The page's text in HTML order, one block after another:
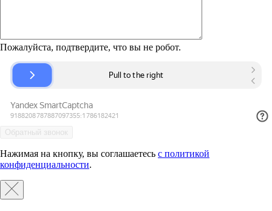
Пожалуйста, подтвердите, что вы не робот.
Нажимая на кнопку, вы соглашаетесь с политикой
конфиденциальности.